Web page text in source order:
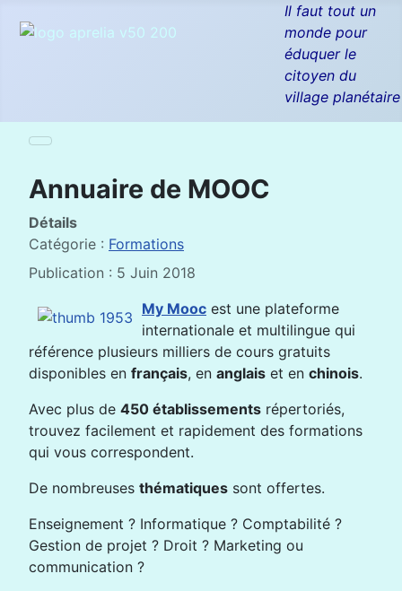
Il faut tout un
monde pour
éduquer le
citoyen du
village planétaire
Annuaire de MOOC
Détails
Catégorie : Formations
Publication : 5 Juin 2018
My Mooc est une plateforme
internationale et multilingue qui
référence plusieurs milliers de cours gratuits
disponibles en français, en anglais et en chinois.
Avec plus de 450 établissements répertoriés,
trouvez facilement et rapidement des formations
qui vous correspondent.
De nombreuses thématiques sont offertes.
Enseignement ? Informatique ? Comptabilité ?
Gestion de projet ? Droit ? Marketing ou
communication ?